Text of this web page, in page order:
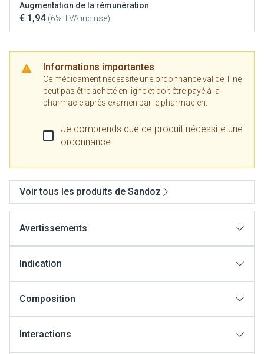
Augmentation de la rémunération
€ 1,94 (6% TVA incluse)
Informations importantes
Ce médicament nécessite une ordonnance valide. Il ne
peut pas être acheté en ligne et doit être payé à la
pharmacie après examen par le pharmacien.
Je comprends que ce produit nécessite une
ordonnance.
Voir tous les produits de Sandoz
Avertissements
Indication
Composition
Interactions